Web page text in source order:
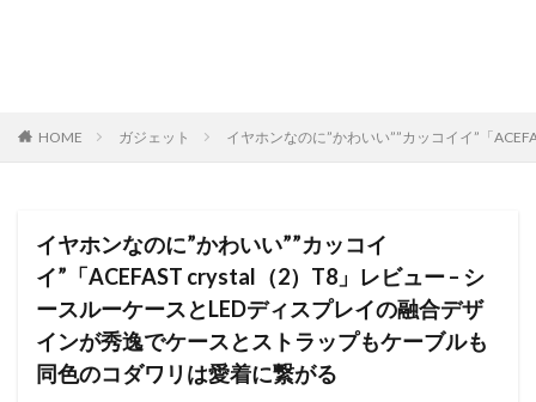
HOME ガジェット イヤホンなのに”かわいい””カッコイイ”「
イヤホンなのに”かわいい””カッコイ
イ”「ACEFAST crystal（2）T8」レビュー – シ
ースルーケースとLEDディスプレイの融合デザ
インが秀逸でケースとストラップもケーブルも
同色のコダワリは愛着に繋がる